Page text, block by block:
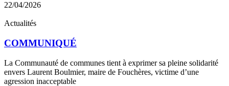
22/04/2026
Actualités
COMMUNIQUÉ
La Communauté de communes tient à exprimer sa pleine solidarité
envers Laurent Boulmier, maire de Fouchères, victime d’une
agression inacceptable